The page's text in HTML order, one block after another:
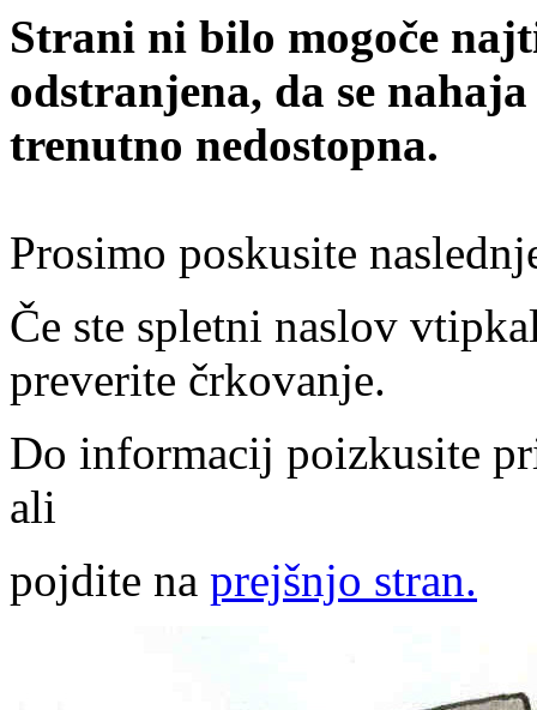
Strani ni bilo mogoče
odstranjena, da se
trenutno nedostopna.
Prosimo poskusite
Če ste spletni naslov
preverite črkovanje.
Do informacij poizkusite
ali
pojdite na prejšnjo stran.